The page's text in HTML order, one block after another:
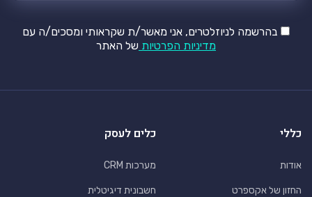
בהרשמה לניוזלטרים, אני מאשר/ת שקראותי ומסכים/ה עם
מדיניות הפרטיות של האתר
כללי
אודות
החזון של אקספרט
כלים לעסק
מערכות CRM
חשבונית דיגיטלית